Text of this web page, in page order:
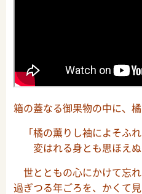
箱の蓋なる御果物の中に、橘
「橘の薫りし袖によそふ
変はれる身とも思ほえぬ
世とともの心にかけて忘
過ぎつる年ごろを、かくて